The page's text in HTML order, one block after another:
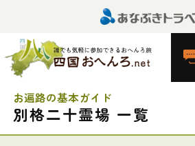
お遍路の基本ガイド
別格二十霊場 一覧